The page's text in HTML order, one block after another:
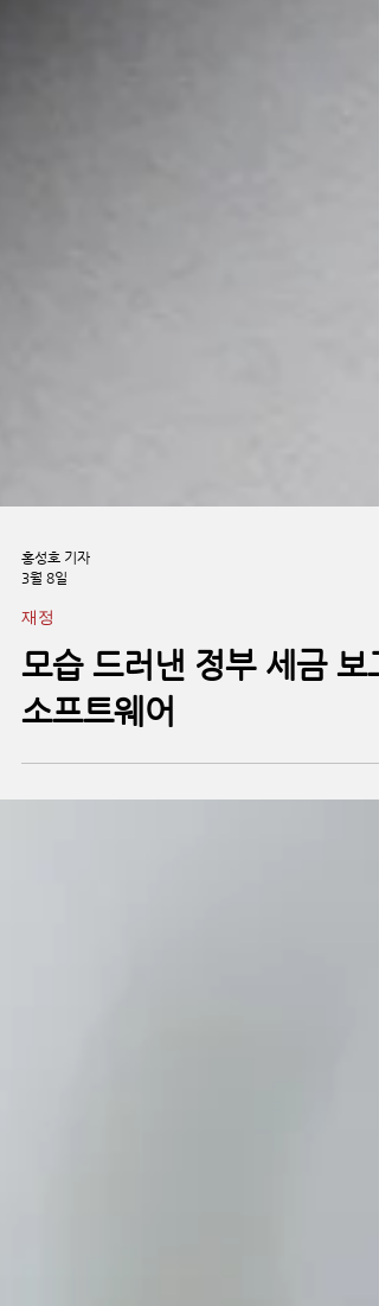
3월 8일
재정
모습 드러낸 정부 세금 보고